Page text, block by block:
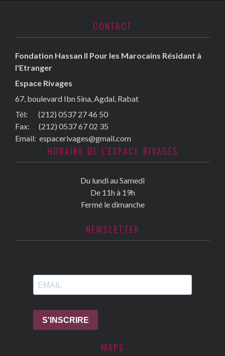
CONTACT
Fondation Hassan II Pour les Marocains Résidant à
l'Etranger
Espace Rivages
67, boulevard Ibn Sina, Agdal, Rabat
Tél: (212) 0537 27 46 50
Fax: (212) 0537 67 02 35
Email: espacerivages@gmail.com
HORAIRE DE L'ESPACE RIVAGES
Du lundi au Samedi
De 11h à 19h
Fermé le dimanche
NEWSLETTER
MAPS